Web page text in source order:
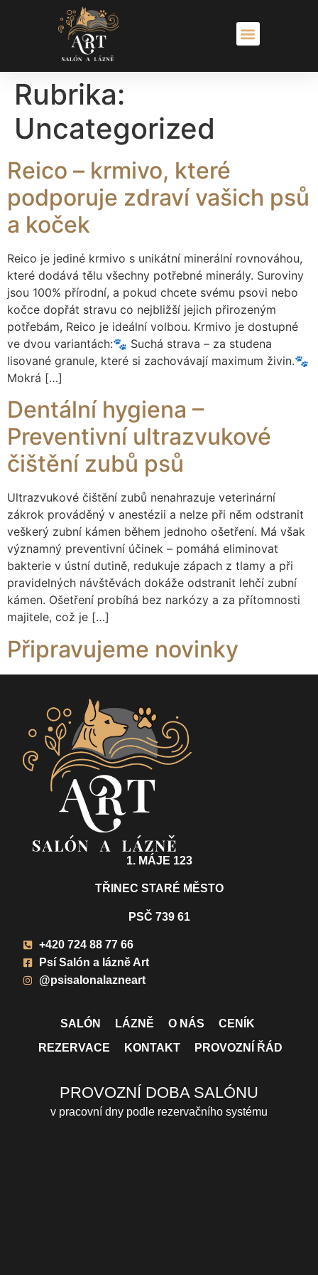
Rubrika:
Uncategorized
Reico – krmivo, které
podporuje zdraví vašich psů
a koček
Reico je jediné krmivo s unikátní minerální rovnováhou,
které dodává tělu všechny potřebné minerály. Suroviny
jsou 100% přírodní, a pokud chcete svému psovi nebo
kočce dopřát stravu co nejbližší jejich přirozeným
potřebám, Reico je ideální volbou. Krmivo je dostupné
ve dvou variantách:🐾 Suchá strava – za studena
lisované granule, které si zachovávají maximum živin.🐾
Mokrá […]
Dentální hygiena –
Preventivní ultrazvukové
čištění zubů psů
Ultrazvukové čištění zubů nenahrazuje veterinární
zákrok prováděný v anestézii a nelze při něm odstranit
veškerý zubní kámen během jednoho ošetření. Má však
významný preventivní účinek – pomáhá eliminovat
bakterie v ústní dutině, redukuje zápach z tlamy a při
pravidelných návštěvách dokáže odstranit lehčí zubní
kámen. Ošetření probíhá bez narkózy a za přítomnosti
majitele, což je […]
Připravujeme novinky
1. MÁJE 123
TŘINEC STARÉ MĚSTO
PSČ 739 61
+420 724 88 77 66
Psí Salón a lázně Art
@psisalonalazneart
SALÓN LÁZNĚ O NÁS
CENÍK
REZERVACE
KONTAKT PROVOZNÍ ŘÁD
PROVOZNÍ DOBA SALÓNU
v pracovní dny podle rezervačního systému